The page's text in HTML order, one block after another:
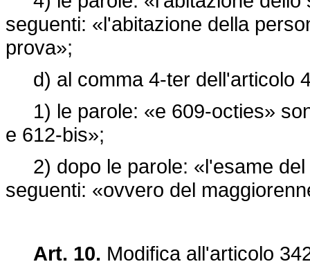
seguenti: «l'abitazione della
prova»;
d) al comma 4-ter dell'articolo
1) le parole: «e 609-octies»
e 612-bis»;
2) dopo le parole: «l'esame del
seguenti: «ovvero del
Art. 10. Modifica all'articolo